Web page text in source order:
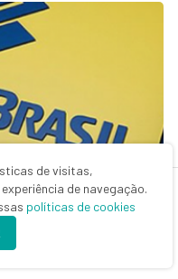
pode valer ouro na
o BB-BI — e
de visitas,
de navegação.
políticas de cookies